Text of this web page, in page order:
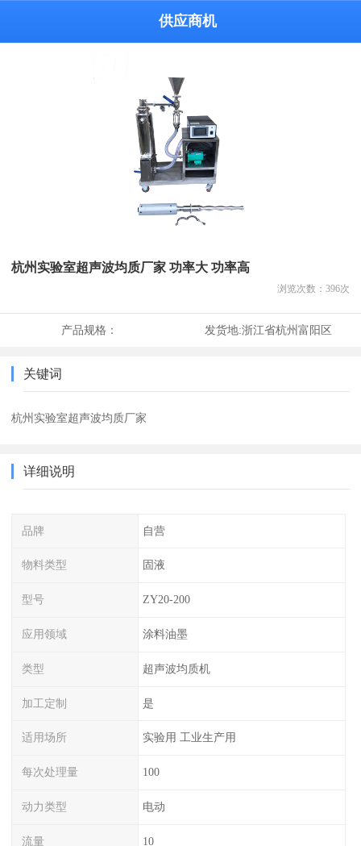
供应商机
杭州实验室超声波均质厂家 功率大 功率高
浏览次数： 396次
产品规格： 发货地:浙江省杭州富阳区
关键词
杭州实验室超声波均质厂家
详细说明
品牌 自营
物料类型 固液
型号 ZY20-200
应用领域 涂料油墨
类型 超声波均质机
加工定制 是
适用场所 实验用 工业生产用
每次处理量 100
动力类型 电动
流量 10